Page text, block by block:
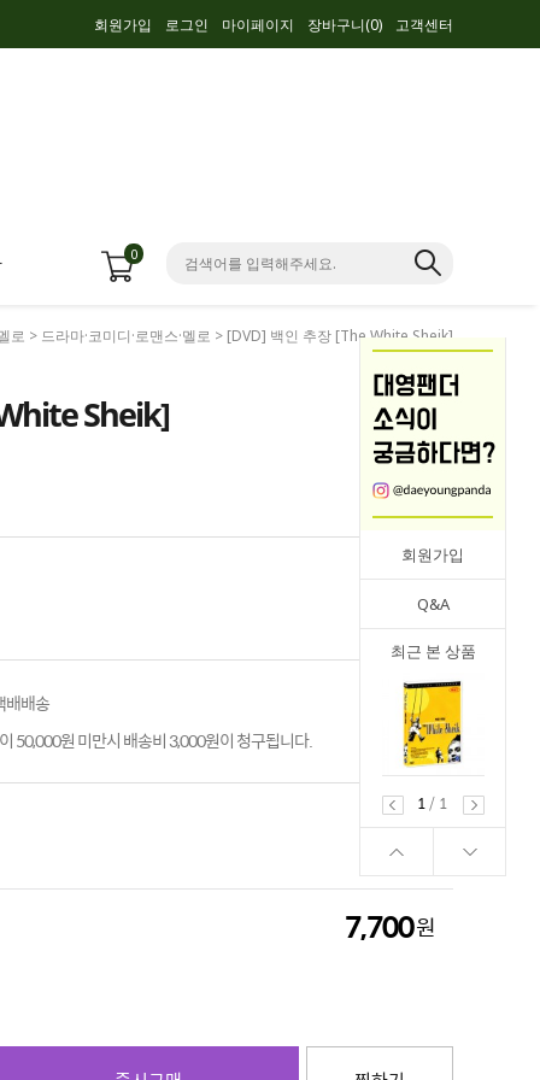
회원가입 로그인 마이페이지 장바구니(0) 고객센터
0
회원가입
Q&A
최근 본 상품
1
/ 1
로 > 드라마·코미디·로맨스·멜로 > [DVD] 백인 추장 [The White Sheik]
Sheik]
배배송
50,000원 미만시 배송비 3,000원이 청구됩니다.
7,700
7,700원